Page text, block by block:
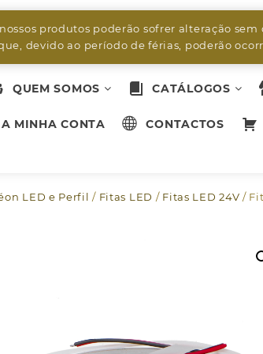
produtos poderão sofrer alteração
devido ao período de férias, poderão
QUEM SOMOS CATÁLOGOS
A MINHA CONTA CONTACTOS
LED e Perfil / Fitas LED / Fitas LED 24V /